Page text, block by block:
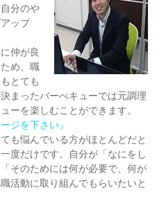
分のや
ップ
仲が良
め、職
とても
まったバーべキューでは元調理
ーを楽しむことができます。
ジを下さい』
も悩んでいる方がほとんどだと
度だけです。自分が「なにをし
そのためには何が必要で、何が
活動に取り組んでもらいたいと